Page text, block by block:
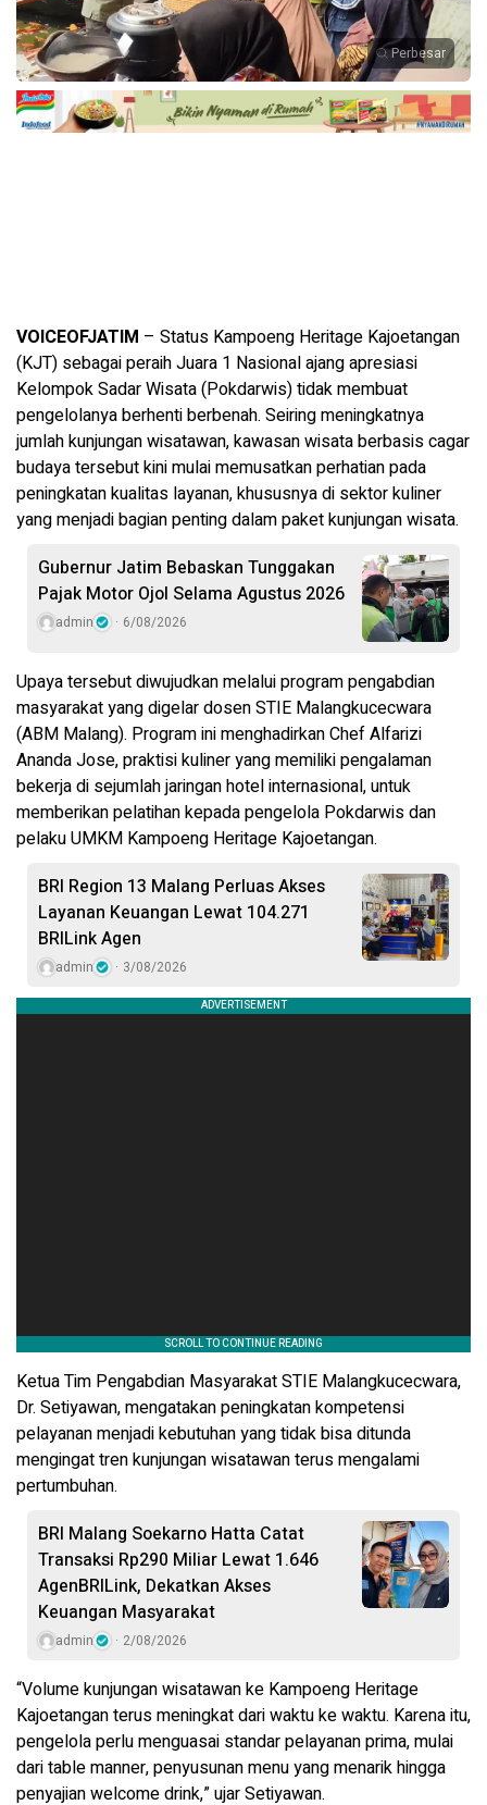
Perbesar
VOICEOFJATIM – Status Kampoeng Heritage Kajoetangan
(KJT) sebagai peraih Juara 1 Nasional ajang apresiasi
Kelompok Sadar Wisata (Pokdarwis) tidak membuat
pengelolanya berhenti berbenah. Seiring meningkatnya
jumlah kunjungan wisatawan, kawasan wisata berbasis cagar
budaya tersebut kini mulai memusatkan perhatian pada
peningkatan kualitas layanan, khususnya di sektor kuliner
yang menjadi bagian penting dalam paket kunjungan wisata.
Gubernur Jatim Bebaskan Tunggakan
Pajak Motor Ojol Selama Agustus 2026
admin 6/08/2026
Upaya tersebut diwujudkan melalui program pengabdian
masyarakat yang digelar dosen STIE Malangkucecwara
(ABM Malang). Program ini menghadirkan Chef Alfarizi
Ananda Jose, praktisi kuliner yang memiliki pengalaman
bekerja di sejumlah jaringan hotel internasional, untuk
memberikan pelatihan kepada pengelola Pokdarwis dan
pelaku UMKM Kampoeng Heritage Kajoetangan.
BRI Region 13 Malang Perluas Akses
Layanan Keuangan Lewat 104.271
BRILink Agen
admin 3/08/2026
Ketua Tim Pengabdian Masyarakat STIE Malangkucecwara,
Dr. Setiyawan, mengatakan peningkatan kompetensi
pelayanan menjadi kebutuhan yang tidak bisa ditunda
mengingat tren kunjungan wisatawan terus mengalami
pertumbuhan.
BRI Malang Soekarno Hatta Catat
Transaksi Rp290 Miliar Lewat 1.646
AgenBRILink, Dekatkan Akses
Keuangan Masyarakat
admin 2/08/2026
“Volume kunjungan wisatawan ke Kampoeng Heritage
Kajoetangan terus meningkat dari waktu ke waktu. Karena itu,
pengelola perlu menguasai standar pelayanan prima, mulai
dari table manner, penyusunan menu yang menarik hingga
penyajian welcome drink,” ujar Setiyawan.